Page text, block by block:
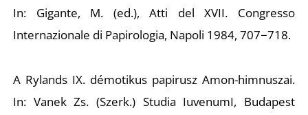
In: Gigante, M. (ed.),Atti del XVII. Congresso
Internazionale di Papirologia, Napoli 1984, 707−718.
A Rylands IX. démotikus papirusz Amon-himnuszai.
In: Vanek Zs. (Szerk.) Studia IuvenumI, Budapest